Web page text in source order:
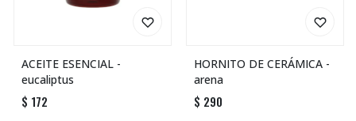
ACEITE ESENCIAL -
eucaliptus
$ 172
HORNITO DE CERÁMICA -
arena
$ 290